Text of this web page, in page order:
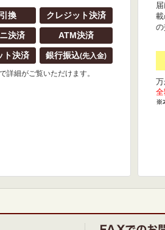
換 クレジット決済
決済 ATM決済
ト決済 銀行振込(先入金)
詳細がご覧いただけます。
の
万
※